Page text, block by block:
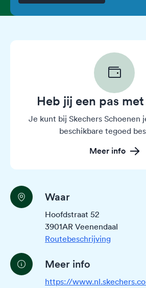
Heb jij een pas
Je kunt bij Skechers Schoenen
beschikbare tegoed
Meer info
Waar
Hoofdstraat 52
3901AR Veenendaal
Routebeschrijving
Meer info
https://